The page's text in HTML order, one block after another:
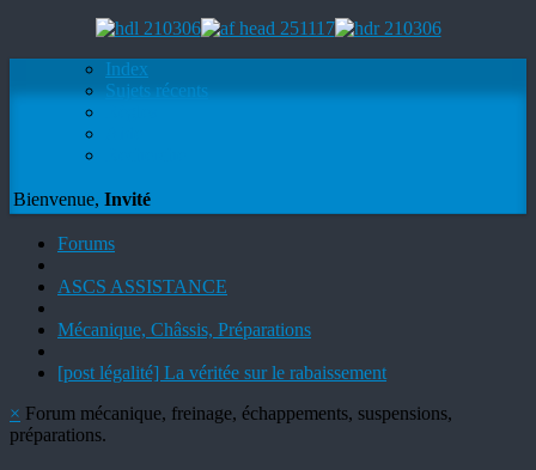
Index
Sujets récents
Bienvenue, Invité
Forums
ASCS ASSISTANCE
Mécanique, Châssis, Préparations
[post légalité] La véritée sur le rabaissement
× Forum mécanique, freinage, échappements, suspensions,
préparations.